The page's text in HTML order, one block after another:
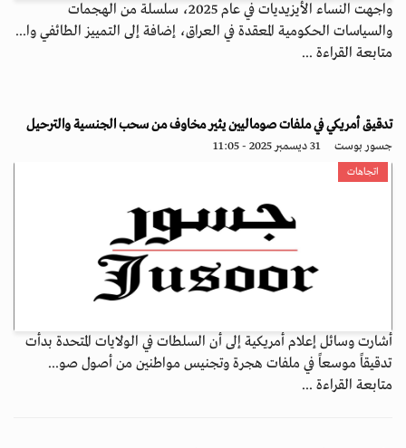
واجهت النساء الأيزيديات في عام 2025، سلسلة من الهجمات
والسياسات الحكومية المعقدة في العراق، إضافة إلى التمييز الطائفي وا...
متابعة القراءة ...
تدقيق أمريكي في ملفات صوماليين يثير مخاوف من سحب الجنسية والترحيل
جسور بوست 31 ديسمبر 2025 - 11:05
اتجاهات
أشارت وسائل إعلام أمريكية إلى أن السلطات في الولايات المتحدة بدأت
تدقيقاً موسعاً في ملفات هجرة وتجنيس مواطنين من أصول صو...
متابعة القراءة ...